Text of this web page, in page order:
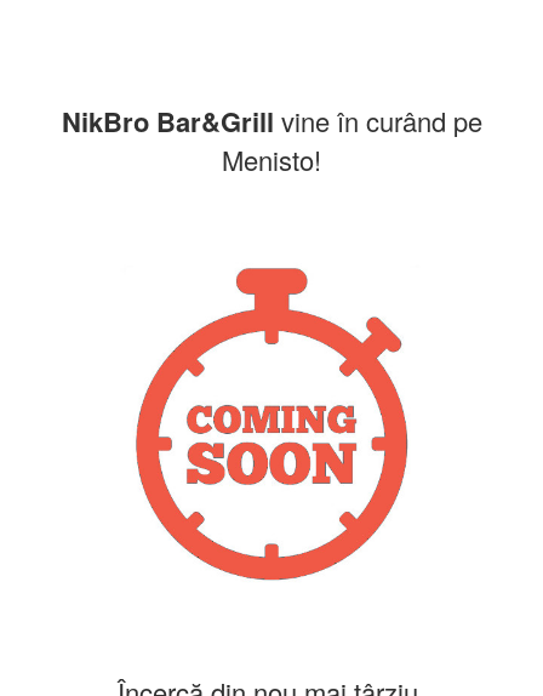
NikBro Bar&Grill vine în curând pe
Menisto!